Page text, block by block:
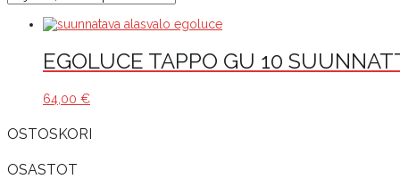
EGOLUCE TAPPO GU 10
64,00 €
OSTOSKORI
OSASTOT